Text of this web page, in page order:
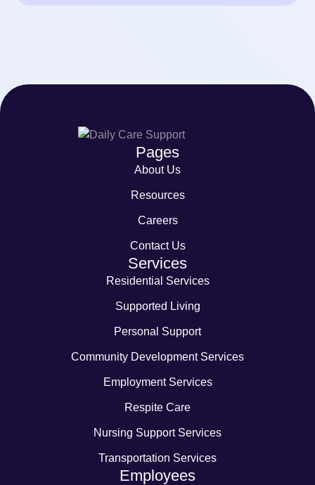
Pages
About Us
Resources
Careers
Contact Us
Services
Residential Services
Supported Living
Personal Support
Community Development Services
Employment Services
Respite Care
Nursing Support Services
Transportation Services
Employees